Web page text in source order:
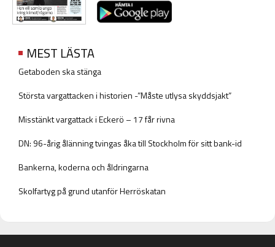
MEST LÄSTA
Getaboden ska stänga
Största vargattacken i historien -”Måste utlysa skyddsjakt”
Misstänkt vargattack i Eckerö – 17 får rivna
DN: 96-årig ålänning tvingas åka till Stockholm för sitt bank-id
Bankerna, koderna och åldringarna
Skolfartyg på grund utanför Herröskatan